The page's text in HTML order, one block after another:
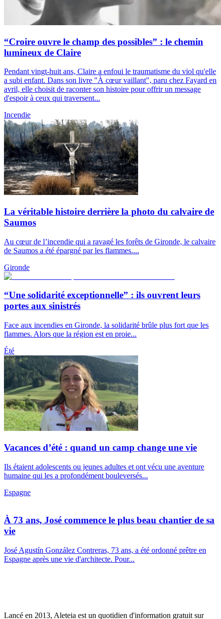
“Croire ouvre le champ des possibles” : le chemin
lumineux de Claire
Pendant vingt-huit ans, Claire a enfoui le traumatisme du viol qu'elle
a subi enfant. Dans son livre "À cœur vaillant", paru chez Fayard en
avril, elle choisit de raconter son histoire pour offrir un message
d'espoir à ceux qui traversent...
Incendie
La véritable histoire derrière la photo du calvaire de
Saumos
Au cœur de l’incendie qui a ravagé les forêts de Gironde, le calvaire
de Saumos a été épargné par les flammes....
Gironde
“Une solidarité exceptionnelle” : ils ouvrent leurs
portes aux sinistrés
Face aux incendies en Gironde, la solidarité brûle plus fort que les
flammes. Alors que la région est en proie...
Été
Vacances d’été : quand un camp change une vie
Ils étaient adolescents ou jeunes adultes et ont vécu une aventure
humaine qui les a profondément bouleversés...
Espagne
À 73 ans, José commence le plus beau chantier de sa
vie
José Agustín González Contreras, 73 ans, a été ordonné prêtre en
Espagne après une vie d'architecte. Pour...
Lancé en 2013, Aleteia est un quotidien d'information gratuit sur